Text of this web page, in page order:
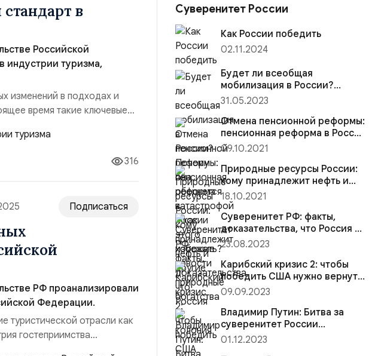
в
Российской
индустрии туризма,
изменений в подходах и
время такие ключевые
туристических
в первую очередь
316
Подписаться
РФ проанализировали
Федерации.
туристической отрасли как
гостеприимства
отправляются в
Суверенитет России
Как России победить
02.11.2024
Будет ли всеобщая
мобилизация в России?
Почему она обернется
избежать?
31.05.2023
Отмена пенсионной реформы:
пенсионная реформа в России
— хорошие новости
09.10.2021
Природные ресурсы России:
кому принадлежит нефть и
другие природные богатства
18.10.2021
Суверенитет РФ: факты,
доказательства, что Россия —
колония
23.08.2023
Карибский кризис 2: чтобы
победить США нужно вернуть
полётное задание и нацелить
на центры принятия решений
09.09.2023
Владимир Путин: Битва за
суверенитет России
продолжается
01.12.2023